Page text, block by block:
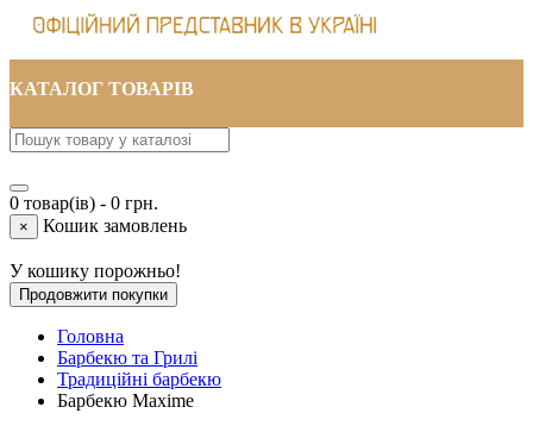
КАТАЛОГ ТОВАРІВ
0 товар(ів) - 0 грн.
× Кошик замовлень
У кошику порожньо!
Продовжити покупки
Головна
Барбекю та Грилі
Традиційні барбекю
Барбекю Maxime